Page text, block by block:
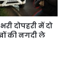
दोपहरी में दो
की नगदी ले